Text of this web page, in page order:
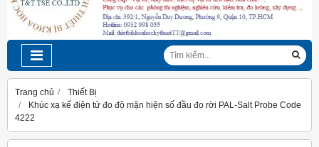
Trang chủ
Thiết Bị
Khúc xạ kế điện tử đo độ mặn hiện số đầu đo rời PAL-Salt Probe Code
4222